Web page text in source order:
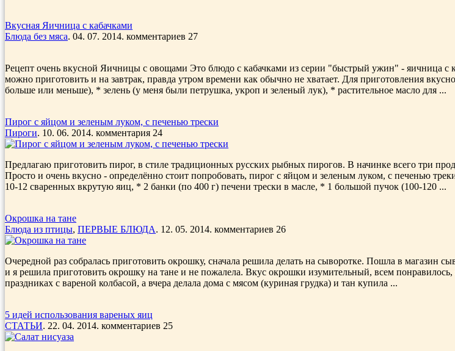
Вкусная Яичница с кабачками
Блюда без мяса. 04. 07. 2014. комментариев 27
Рецепт очень вкусной Яичницы с овощами Это блюдо с кабачками из серии "быстрый ужин" - яичница
можно приготовить и на завтрак, правда утром времени как обычно не хватает. Для приготовления
больше или меньше), * зелень (у меня были петрушка, укроп и зеленый лук), * растительное масло для ...
Пирог с яйцом и зеленым луком, с печенью трески
Пироги. 10. 06. 2014. комментария 24
Предлагаю приготовить пирог, в стиле традиционных русских рыбных пирогов. В начинке всего три
Просто и очень вкусно - определённо стоит попробовать, пирог с яйцом и зеленым луком, с печенью
10-12 сваренных вкрутую яиц, * 2 банки (по 400 г) печени трески в масле, * 1 большой пучок (100-120 ...
Окрошка на тане
Блюда из птицы, ПЕРВЫЕ БЛЮДА. 12. 05. 2014. комментариев 26
Очередной раз собралась приготовить окрошку, сначала решила делать на сыворотке. Пошла в магазин
и я решила приготовить окрошку на тане и не пожалела. Вкус окрошки изумительный, всем
праздниках с вареной колбасой, а вчера делала дома с мясом (куриная грудка) и тан купила ...
5 идей использования вареных яиц
СТАТЬИ. 22. 04. 2014. комментариев 25